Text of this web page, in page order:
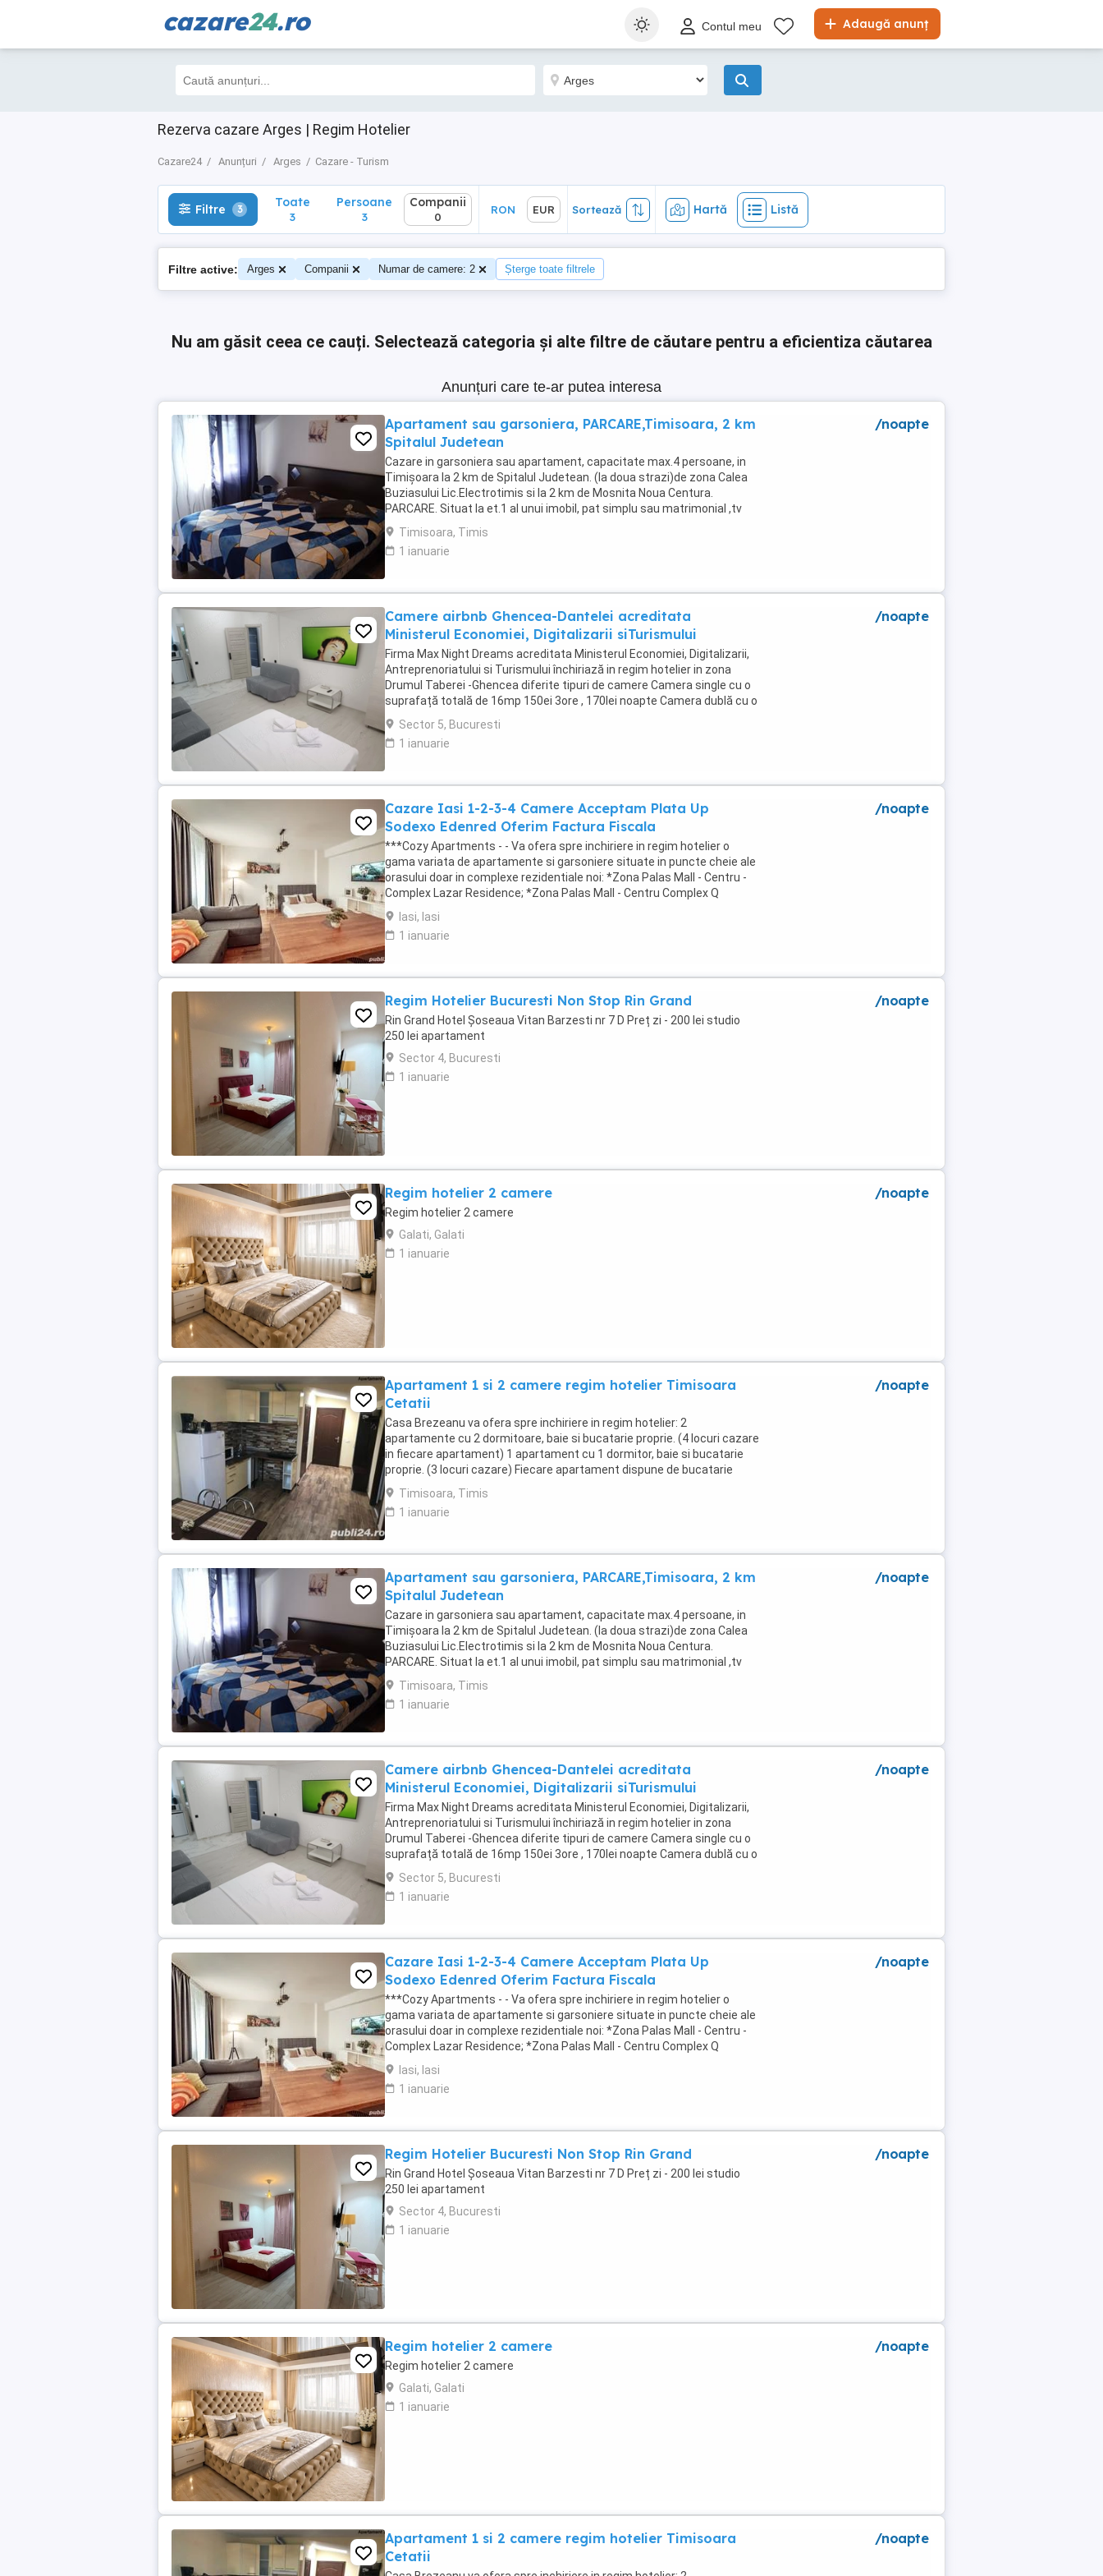
cazare24.ro Adaugă anunț
Contul meu
Rezerva cazare Arges | Regim Hotelier
Cazare24 Anunțuri Arges Cazare - Turism
Filtre 3 Toate
3
Hartă Listă
Filtre 3 Toate
3
Persoane
3
Companii
0
RON EUR Sortează Hartă Listă
Filtre active: Arges Companii Numar de camere: 2 Șterge toate filtrele
Nu am găsit ceea ce cauți. Selectează categoria și alte filtre de căutare pentru a eficientiza căutarea
Anunțuri care te-ar putea interesa
Apartament sau garsoniera, PARCARE,Timisoara, 2 km
Spitalul Judetean
Cazare in garsoniera sau apartament, capacitate max.4 persoane, in
Timișoara la 2 km de Spitalul Judetean. (la doua strazi)de zona Calea
Buziasului Lic.Electrotimis si la 2 km de Mosnita Noua Centura.
PARCARE. Situat la et.1 al unui imobil, pat simplu sau matrimonial ,tv
+wifi , frigider, mașină spălat, ...
Timisoara, Timis
1 ianuarie
/noapte
Camere airbnb Ghencea-Dantelei acreditata
Ministerul Economiei, Digitalizarii siTurismului
Firma Max Night Dreams acreditata Ministerul Economiei, Digitalizarii,
Antreprenoriatului si Turismului închiriază in regim hotelier in zona
Drumul Taberei -Ghencea diferite tipuri de camere Camera single cu o
suprafață totală de 16mp 150ei 3ore , 170lei noapte Camera dublă cu o
suprafață totală de ...
Sector 5, Bucuresti
1 ianuarie
/noapte
Cazare Iasi 1-2-3-4 Camere Acceptam Plata Up
Sodexo Edenred Oferim Factura Fiscala
***Cozy Apartments - - Va ofera spre inchiriere in regim hotelier o
gama variata de apartamente si garsoniere situate in puncte cheie ale
orasului doar in complexe rezidentiale noi: *Zona Palas Mall - Centru -
Complex Lazar Residence; *Zona Palas Mall - Centru Complex Q
Residence; *Zona Palas Mall - ...
Iasi, Iasi
1 ianuarie
/noapte
Regim Hotelier Bucuresti Non Stop Rin Grand
Rin Grand Hotel Șoseaua Vitan Barzesti nr 7 D Preț zi - 200 lei studio
250 lei apartament
Sector 4, Bucuresti
1 ianuarie
/noapte
Regim hotelier 2 camere
Regim hotelier 2 camere
Galati, Galati
1 ianuarie
/noapte
Apartament 1 si 2 camere regim hotelier Timisoara
Cetatii
Casa Brezeanu va ofera spre inchiriere in regim hotelier: 2
apartamente cu 2 dormitoare, baie si bucatarie proprie. (4 locuri cazare
in fiecare apartament) 1 apartament cu 1 dormitor, baie si bucatarie
proprie. (3 locuri cazare) Fiecare apartament dispune de bucatarie
complet utilata,baie cu cabina ...
Timisoara, Timis
1 ianuarie
/noapte
Apartament sau garsoniera, PARCARE,Timisoara, 2 km
Spitalul Judetean
Cazare in garsoniera sau apartament, capacitate max.4 persoane, in
Timișoara la 2 km de Spitalul Judetean. (la doua strazi)de zona Calea
Buziasului Lic.Electrotimis si la 2 km de Mosnita Noua Centura.
PARCARE. Situat la et.1 al unui imobil, pat simplu sau matrimonial ,tv
+wifi , frigider, mașină spălat, ...
Timisoara, Timis
1 ianuarie
/noapte
Camere airbnb Ghencea-Dantelei acreditata
Ministerul Economiei, Digitalizarii siTurismului
Firma Max Night Dreams acreditata Ministerul Economiei, Digitalizarii,
Antreprenoriatului si Turismului închiriază in regim hotelier in zona
Drumul Taberei -Ghencea diferite tipuri de camere Camera single cu o
suprafață totală de 16mp 150ei 3ore , 170lei noapte Camera dublă cu o
suprafață totală de ...
Sector 5, Bucuresti
1 ianuarie
/noapte
Cazare Iasi 1-2-3-4 Camere Acceptam Plata Up
Sodexo Edenred Oferim Factura Fiscala
***Cozy Apartments - - Va ofera spre inchiriere in regim hotelier o
gama variata de apartamente si garsoniere situate in puncte cheie ale
orasului doar in complexe rezidentiale noi: *Zona Palas Mall - Centru -
Complex Lazar Residence; *Zona Palas Mall - Centru Complex Q
Residence; *Zona Palas Mall - ...
Iasi, Iasi
1 ianuarie
/noapte
Regim Hotelier Bucuresti Non Stop Rin Grand
Rin Grand Hotel Șoseaua Vitan Barzesti nr 7 D Preț zi - 200 lei studio
250 lei apartament
Sector 4, Bucuresti
1 ianuarie
/noapte
Regim hotelier 2 camere
Regim hotelier 2 camere
Galati, Galati
1 ianuarie
/noapte
Apartament 1 si 2 camere regim hotelier Timisoara
Cetatii
/noapte